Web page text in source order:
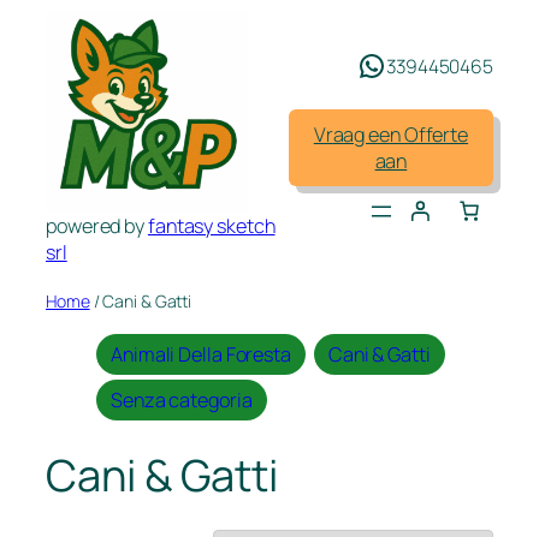
powered byfantasy sketch
srl
3394450465
Vraag een Offerte
aan
Home/ Cani & Gatti
Animali Della Foresta
Cani & Gatti
Senza categoria
Cani & Gatti